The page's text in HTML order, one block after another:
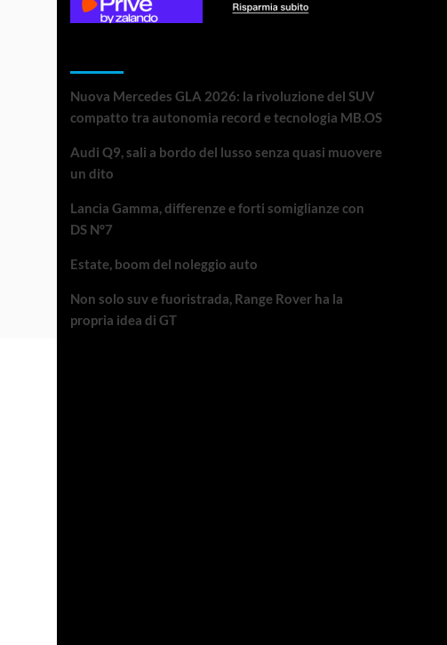
Nuova Mercedes GLA 2026: la rivoluzione del SUV
compatto tra autonomia record e tecnologia MB.OS
Audi Q9, sali a bordo del lusso senza quasi muovere
un dito
Lancia Gamma, differenze e forti somiglianze con
DS N°7
Estate, boom del noleggio auto
Non solo suv e fuoristrada, Range Rover ha la
propria idea di GT